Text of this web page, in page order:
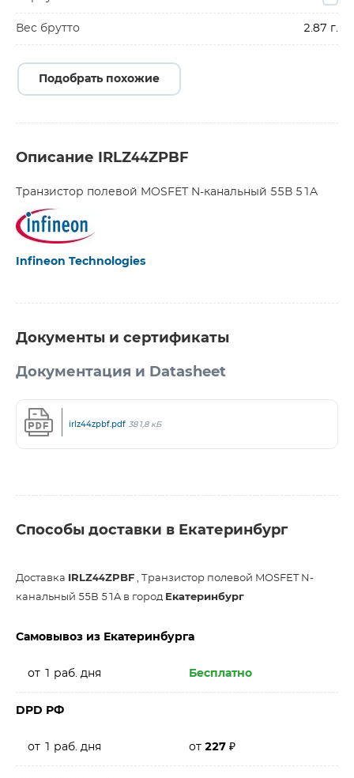
Вес брутто 2.87 г.
Подобрать похожие
Описание IRLZ44ZPBF
Транзистор полевой MOSFET N-канальный 55В 51A
Infineon Technologies
Документы и сертификаты
Документация и Datasheet
irlz44zpbf.pdf 381,8 кБ
Способы доставки в Екатеринбург
Доставка IRLZ44ZPBF , Транзистор полевой MOSFET N-
канальный 55В 51A в город Екатеринбург
Самовывоз из Екатеринбурга
от 1 раб. дня Бесплатно
DPD РФ
от 1 раб. дня от 227 ₽